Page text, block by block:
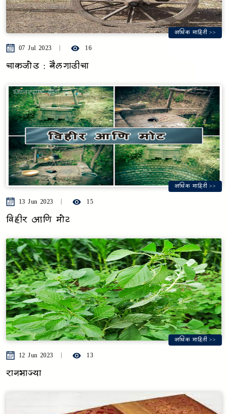
अधिक माहिती >>
07 Jul 2023 16
चाकजोड : बैलगाडीचा
अधिक माहिती >>
13 Jun 2023 15
विहीर आणि मोट
अधिक माहिती >>
12 Jun 2023 13
रानभाज्या